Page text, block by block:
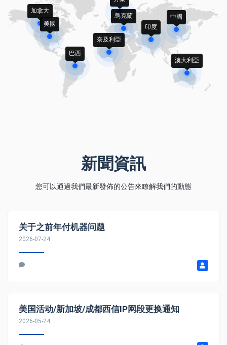
新聞資訊
您可以通過我們最新發佈的公告來瞭解我們的動態
关于之前年付机器问题
2026-07-24
美国活动/新加坡/成都西信IP网段更换通知
2026-05-24
加拿大
美國
巴西
奈及利亞
烏克蘭
印度
中國
澳大利亞